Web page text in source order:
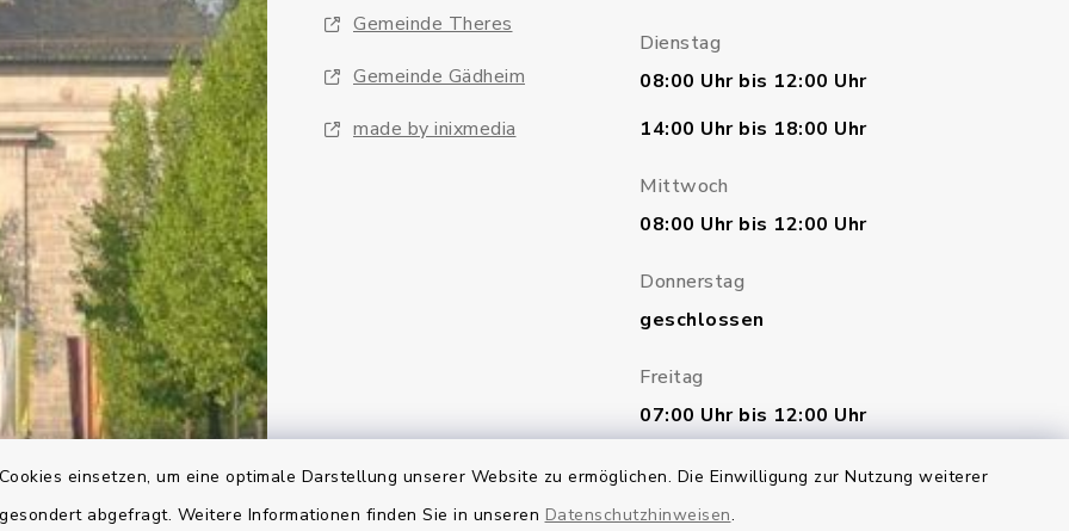
einsetzen, um eine optimale Darstellung unserer Website zu ermöglichen. Die Einwilligung zur Nutzung weiterer
abgefragt. Weitere Informationen finden Sie in unseren Datenschutzhinweisen.
Gemeinde Theres
Gemeinde Gädheim
made by inixmedia
Dienstag
08:00 Uhr bis 12:00 Uhr
14:00 Uhr bis 18:00 Uhr
Mittwoch
08:00 Uhr bis 12:00 Uhr
Donnerstag
geschlossen
Freitag
07:00 Uhr bis 12:00 Uhr